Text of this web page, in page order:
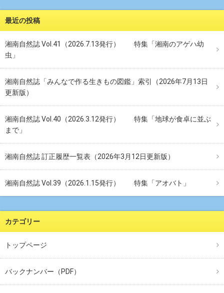
最近の投稿
湘南自然誌 Vol.41（2026.7.13発行） 特集「湘南のアゲハ幼
虫」
湘南自然誌「みんなで作る生きもの図鑑」索引（2026年7月13日
更新版）
湘南自然誌 Vol.40（2026.3.12発行） 特集「地球が食卓に並ぶ
まで」
湘南自然誌 訂正履歴一覧表（2026年3月12日更新版）
湘南自然誌 Vol.39（2026.1.15発行） 特集「アオバト」
カテゴリー
トップページ
バックナンバー（PDF）